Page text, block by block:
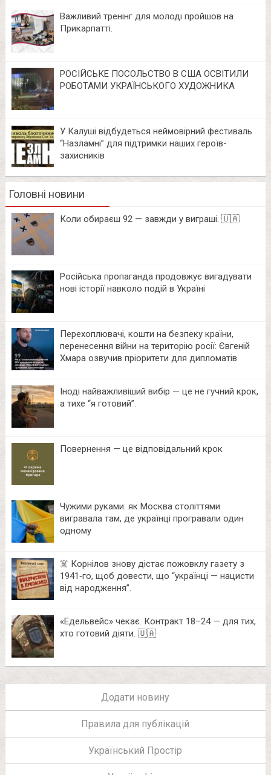
Важливий тренінг для молоді пройшов на
Прикарпатті.
РОСІЙСЬКЕ ПОСОЛЬСТВО В США ОСВІТИЛИ
РОБОТАМИ УКРАЇНСЬКОГО ХУДОЖНИКА
У Калуші відбудеться неймовірний фестиваль
“Назламні” для підтримки наших героїв-
захисників
Головні новини
Коли обираєш 92 — завжди у виграші. 🇺🇦
Російська пропаганда продовжує вигадувати
нові історії навколо подій в Україні
Перехоплювачі, кошти на безпеку країни,
перенесення війни на територію росії: Євгеній
Хмара озвучив пріоритети для дипломатів
Іноді найважливіший вибір — це не гучний крок,
а тихе “я готовий”.
Повернення — це відповідальний крок
Чужими руками: як Москва століттями
вигравала там, де українці програвали один
одному
☠️ Корнілов знову дістає пожовклу газету з
1941‑го, щоб довести, що “українці — нацисти
від народження”.
«Едельвейс» чекає. Контракт 18–24 — для тих,
хто готовий діяти. 🇺🇦
Додати новину
Правила для публікацій
Український Простір